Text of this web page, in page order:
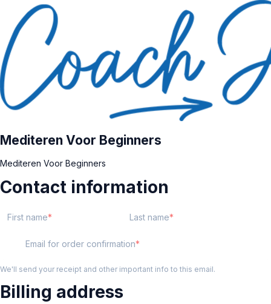
Mediteren Voor Beginners
Mediteren Voor Beginners
Contact information
First name Last name
Email for order confirmation
We'll send your receipt and other important info to this email.
Billing address